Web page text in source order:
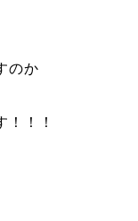
のか
！！